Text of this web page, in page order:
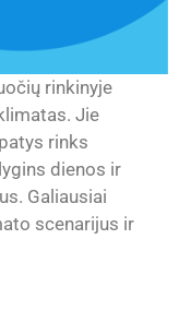
rinkinyje
Jie
rinks
dienos ir
Galiausiai
scenarijus ir